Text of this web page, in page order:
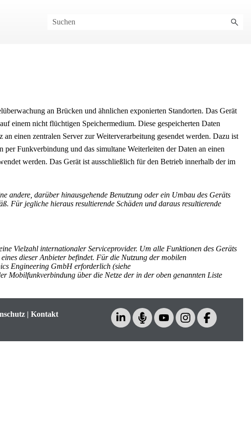
an Brücken und ähnlichen exponierten Standorten. Das Gerät
einem nicht flüchtigen Speichermedium. Diese gespeicherten Daten
einen zentralen Server zur Weiterverarbeitung gesendet werden. Dazu ist
Funkverbindung und das simultane Weiterleiten der Daten an einen
werden. Das Gerät ist ausschließlich für den Betrieb innerhalb der im
andere, darüber hinausgehende Benutzung oder ein Umbau des Geräts
Für jegliche hieraus resultierende Schäden und daraus resultierende
Vielzahl internationaler Serviceprovider. Um alle Funktionen des Geräts
dieser Anbieter befindet. Für die Nutzung der mobilen
Engineering GmbHerforderlich (siehe
Mobilfunkverbindung über die Netze der in der oben genannten Liste
| Kontakt